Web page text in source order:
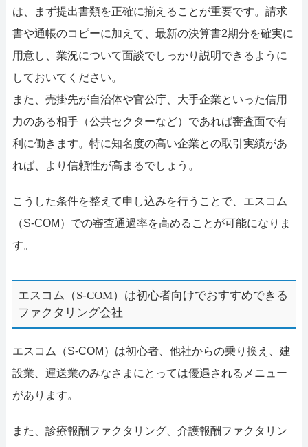
は、まず提出書類を正確に揃えることが重要です。請求
書や通帳のコピーに加えて、最新の決算書2期分を確実に
用意し、業況について面談でしっかり説明できるように
しておいてください。
また、売掛先が自治体や官公庁、大手企業といった信用
力のある相手（公共セクターなど）であれば審査面で有
利に働きます。特に知名度の高い企業との取引実績があ
れば、より信頼性が高まるでしょう。
こうした条件を整えて申し込みを行うことで、エスコム
（S-COM）での審査通過率を高めることが可能になりま
す。
エスコム（S-COM）は初心者向けでおすすめできる
ファクタリング会社
エスコム（S-COM）は初心者、他社からの乗り換え、建
設業、運送業のみなさまにとっては優遇されるメニュー
があります。
また、診療報酬ファクタリング、介護報酬ファクタリン